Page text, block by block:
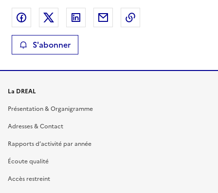
Partager sur Facebook
Partager sur XPartager sur LinkedIn
Partager par email
S'abonner
La DREAL
Présentation & Organigramme
Adresses & Contact
Rapports d’activité par année
Écoute qualité
Accès restreint